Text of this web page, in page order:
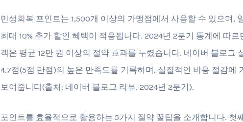
민생회복 포인트는 1,500개 이상의 가맹점에서 사용할 수 있으며,
최대 10% 추가 할인 혜택이 적용됩니다. 2024년 2분기 통계에 따르
객은 평균 12만 원 이상의 절약 효과를 누렸습니다. 네이버 블로그
4.7점(5점 만점)의 높은 만족도를 기록하며, 실질적인 비용 절감에
보여줍니다(출처: 네이버 블로그 리뷰, 2024년 2분기).
포인트를 효율적으로 활용하는 5가지 절약 꿀팁을 소개합니다. 첫